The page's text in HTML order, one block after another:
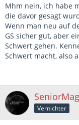
Mhm nein, ich habe
die davor gesagt
Wenn man neu auf
GS sicher gut, aber
Schwert gehen.
Schwert macht, also
Vernichter